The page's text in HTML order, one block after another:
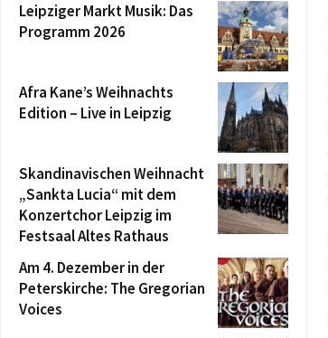
Leipziger Markt Musik: Das
Programm 2026
Afra Kane’s Weihnachts
Edition – Live in Leipzig
Skandinavischen Weihnacht
„Sankta Lucia“ mit dem
Konzertchor Leipzig im
Festsaal Altes Rathaus
Am 4. Dezember in der
Peterskirche: The Gregorian
Voices